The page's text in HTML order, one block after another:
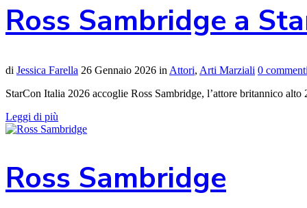
Ross Sambridge a
di Jessica Farella 26 Gennaio 2026 in Attori, Arti Marziali 0 commenti
StarCon Italia 2026 accoglie Ross Sambridge, l’attore britannico
Leggi di più
Ross Sambridge